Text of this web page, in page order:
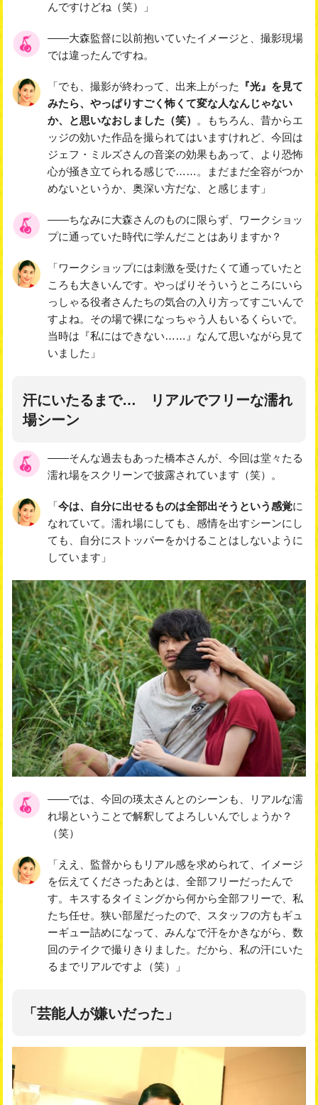
んですけどね（笑）」
――大森監督に以前抱いていたイメージと、撮影現場
では違ったんですね。
「でも、撮影が終わって、出来上がった
『光』を見て
みたら、やっぱりすごく怖くて変な人なんじゃない
か、と思いなおしました（笑）
。もちろん、昔からエ
ッジの効いた作品を撮られてはいますけれど、今回は
ジェフ・ミルズさんの音楽の効果もあって、より恐怖
心が掻き立てられる感じで……。まだまだ全容がつか
めないというか、奥深い方だな、と感じます」
――ちなみに大森さんのものに限らず、ワークショッ
プに通っていた時代に学んだことはありますか？
「ワークショップには刺激を受けたくて通っていたと
ころも大きいんです。やっぱりそういうところにいら
っしゃる役者さんたちの気合の入り方ってすごいんで
すよね。その場で裸になっちゃう人もいるくらいで。
当時は『私にはできない……』なんて思いながら見て
いました」
汗にいたるまで… リアルでフリーな濡れ
場シーン
――そんな過去もあった橋本さんが、今回は堂々たる
濡れ場をスクリーンで披露されています（笑）。
「今は、自分に出せるものは全部出そうという感覚に
なれていて。濡れ場にしても、感情を出すシーンにし
ても、自分にストッパーをかけることはしないように
しています」
――では、今回の瑛太さんとのシーンも、リアルな濡
れ場ということで解釈してよろしいんでしょうか？
（笑）
「ええ、監督からもリアル感を求められて、イメージ
を伝えてくださったあとは、全部フリーだったんで
す。キスするタイミングから何から全部フリーで、私
たち任せ。狭い部屋だったので、スタッフの方もギュ
ーギュー詰めになって、みんなで汗をかきながら、数
回のテイクで撮りきりました。だから、私の汗にいた
るまでリアルですよ（笑）」
「芸能人が嫌いだった」